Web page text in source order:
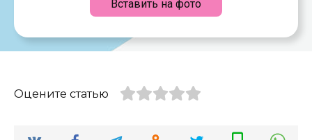
Вставить на фото
Оцените статью